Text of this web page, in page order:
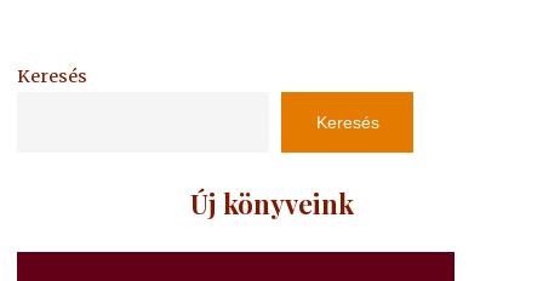
Keresés
Keresés
Új könyveink